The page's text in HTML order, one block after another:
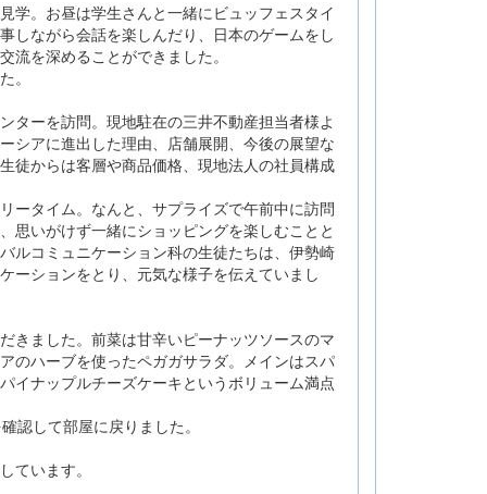
学。お昼は学生さんと一緒にビュッフェスタイ
しながら会話を楽しんだり、日本のゲームをし
流を深めることができました。
。
ターを訪問。現地駐在の三井不動産担当者様よ
シアに進出した理由、店舗展開、今後の展望な
徒からは客層や商品価格、現地法人の社員構成
ータイム。なんと、サプライズで午前中に訪問
思いがけず一緒にショッピングを楽しむことと
ルコミュニケーション科の生徒たちは、伊勢崎
ーションをとり、元気な様子を伝えていまし
きました。前菜は甘辛いピーナッツソースのマ
のハーブを使ったペガガサラダ。メインはスパ
イナップルチーズケーキというボリューム満点
認して部屋に戻りました。
ています。